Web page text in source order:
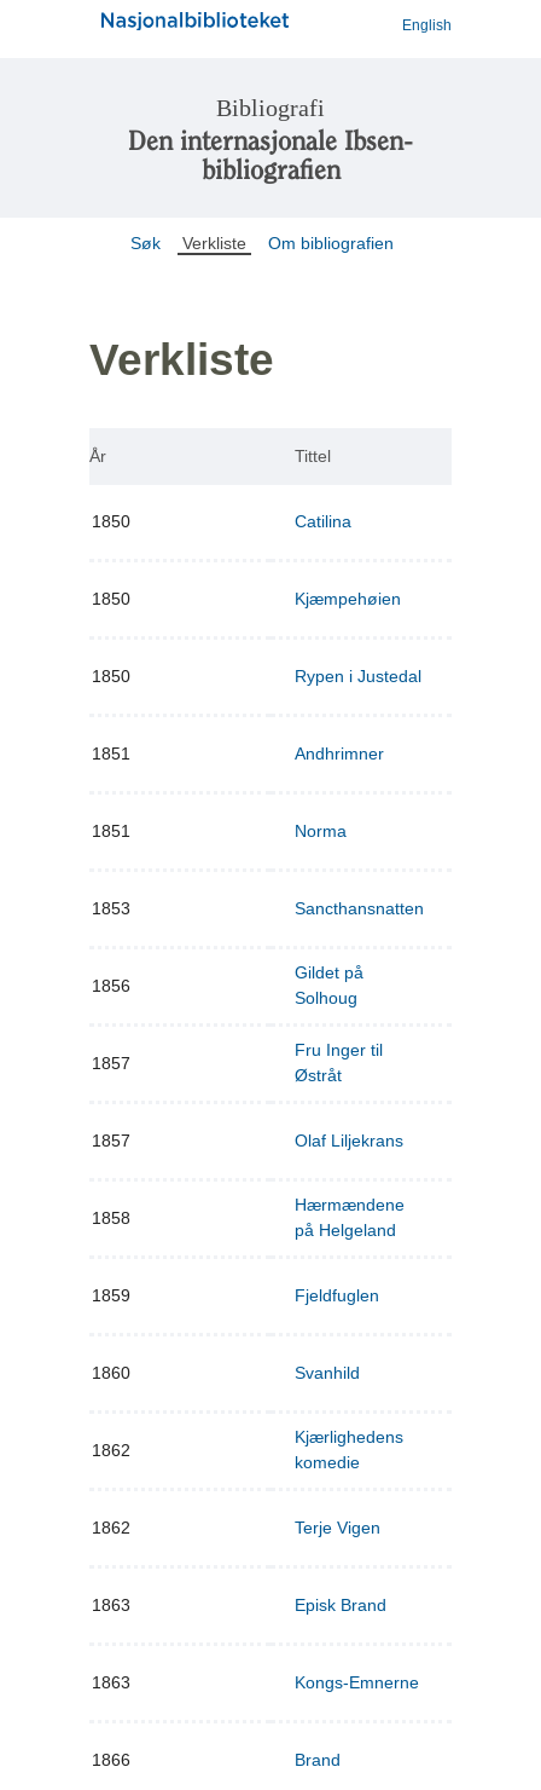
English
Bibliografi
Den internasjonale Ibsen-
bibliografien
Søk Verkliste Om bibliografien
Verkliste
År Tittel
1850 Catilina
1850 Kjæmpehøien
1850 Rypen i Justedal
1851 Andhrimner
1851 Norma
1853 Sancthansnatten
1856
Gildet på
Solhoug
1857
Fru Inger til
Østråt
1857 Olaf Liljekrans
1858
Hærmændene
på Helgeland
1859 Fjeldfuglen
1860 Svanhild
1862
Kjærlighedens
komedie
1862 Terje Vigen
1863 Episk Brand
1863 Kongs-Emnerne
1866 Brand